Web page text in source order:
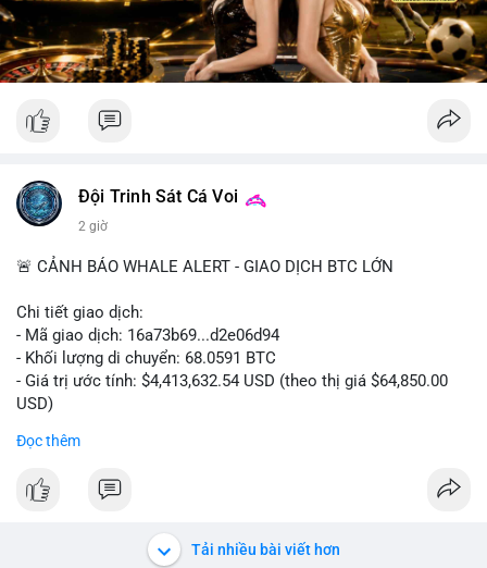
Đội Trinh Sát Cá Voi
2 giờ
🚨 CẢNH BÁO WHALE ALERT - GIAO DỊCH BTC LỚN
Chi tiết giao dịch:
- Mã giao dịch: 16a73b69...d2e06d94
- Khối lượng di chuyển: 68.0591 BTC
- Giá trị ước tính: $4,413,632.54 USD (theo thị giá $64,850.00
USD)
luân chuyển trong một giao dịch duy nhất cho thấy dấu hiệu
mức giá dao động quanh vùng $64,850, hành vi này có thể là
bước chuẩn bị cho một lệnh bán lớn trên sàn tập trung, tạo áp
Đọc thêm
Tải nhiều bài viết hơn